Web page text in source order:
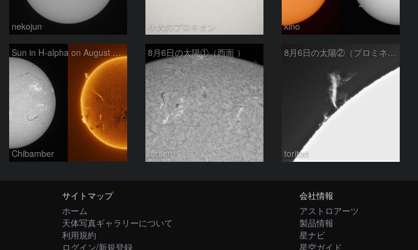
nekojun 小犬のプロキオン kino
Sun in H-alpha on August 6, 2026
Chibamber
8月6日の太陽①（西面 ）
toritori
8月6日の太陽②（プロミネン北東縁 ）
toritori
サイトマップ
ホーム
天体写真ギャラリーについて
利用規約
ログイン/新規登録
会社情報
アストロアーツ
製品情報
星ナビ
星空ガイド